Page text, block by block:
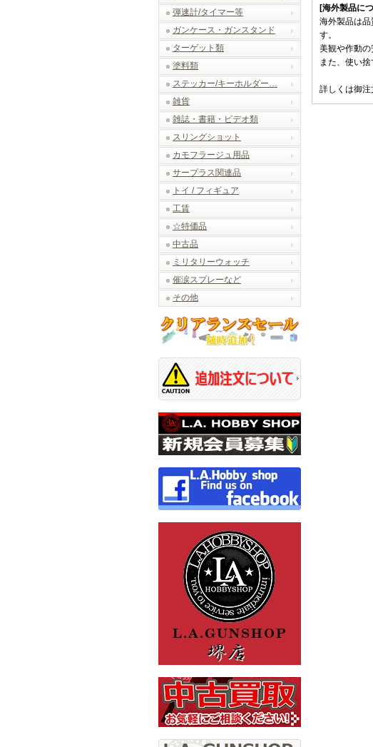
弾速計/タイマー等
ガンケース・ガンスタンド
ターゲット類
塗料類
ステッカー/キーホルダー…
雑貨
雑誌・書籍・ビデオ類
スリングショット
カモフラージュ用品
サープラス関連品
トイ / フィギュア
工賃
☆特価品
中古品
ミリタリーウォッチ
催涙スプレーなど
その他
[海外製品に
海外製品は
す。
美観や作動の
また、使い
詳しくは御注